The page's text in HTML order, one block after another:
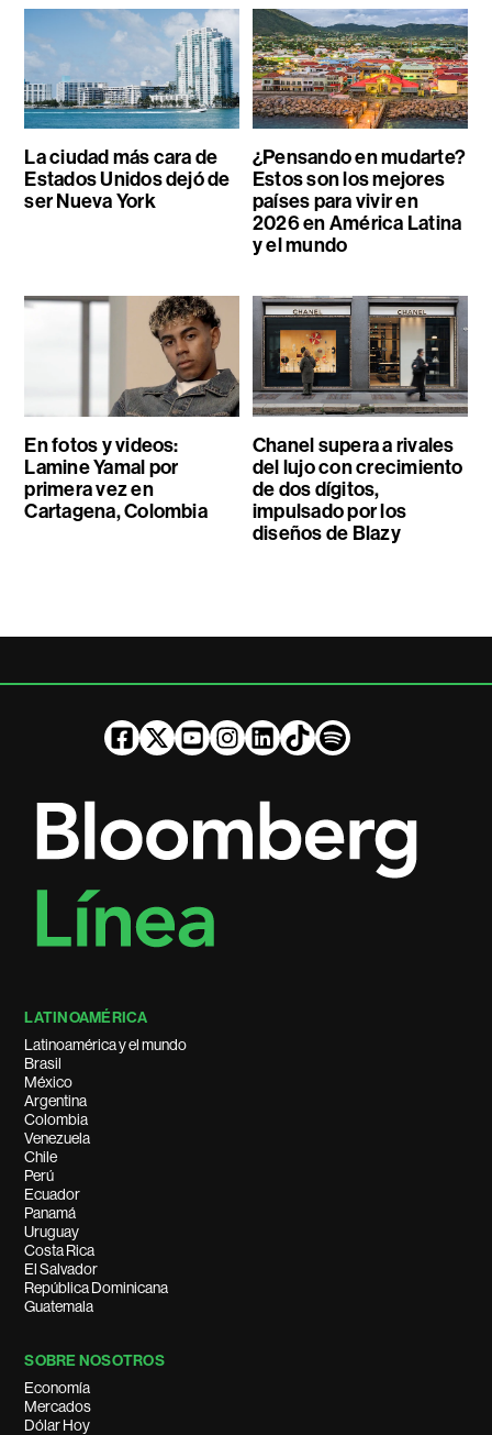
La ciudad más cara de
Estados Unidos dejó de
ser Nueva York
¿Pensando en mudarte?
Estos son los mejores
países para vivir en
2026 en América Latina
y el mundo
En fotos y videos:
Lamine Yamal por
primera vez en
Cartagena, Colombia
Chanel supera a rivales
del lujo con crecimiento
de dos dígitos,
impulsado por los
diseños de Blazy
LATINOAMÉRICA
Latinoamérica y el mundo
Brasil
México
Argentina
Colombia
Venezuela
Chile
Perú
Ecuador
Panamá
Uruguay
Costa Rica
El Salvador
República Dominicana
Guatemala
SOBRE NOSOTROS
Economía
Mercados
Dólar Hoy